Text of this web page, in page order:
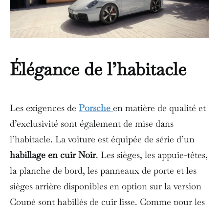
Élégance de l’habitacle
Les exigences de Porsche en matière de qualité et
d’exclusivité sont également de mise dans
l’habitacle. La voiture est équipée de série d’un
habillage en cuir Noir. Les sièges, les appuie-têtes,
la planche de bord, les panneaux de porte et les
sièges arrière disponibles en option sur la version
Coupé sont habillés de cuir lisse. Comme pour les